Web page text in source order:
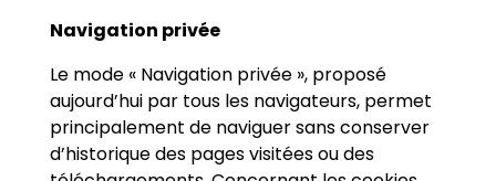
Navigation privée
Le mode « Navigation privée », proposé
aujourd’hui par tous les navigateurs, permet
principalement de naviguer sans conserver
d’historique des pages visitées ou des